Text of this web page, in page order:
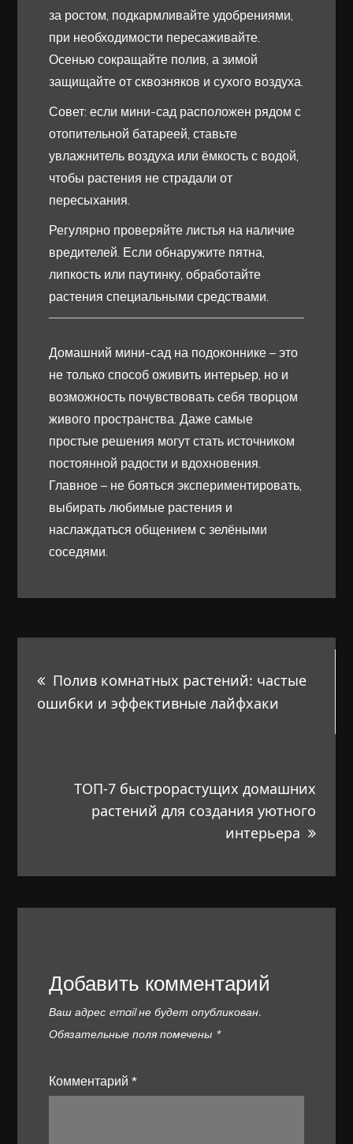
за ростом, подкармливайте удобрениями,
при необходимости пересаживайте.
Осенью сокращайте полив, а зимой
защищайте от сквозняков и сухого воздуха.
Совет: если мини-сад расположен рядом с
отопительной батареей, ставьте
увлажнитель воздуха или ёмкость с водой,
чтобы растения не страдали от
пересыхания.
Регулярно проверяйте листья на наличие
вредителей. Если обнаружите пятна,
липкость или паутинку, обработайте
растения специальными средствами.
Домашний мини-сад на подоконнике – это
не только способ оживить интерьер, но и
возможность почувствовать себя творцом
живого пространства. Даже самые
простые решения могут стать источником
постоянной радости и вдохновения.
Главное – не бояться экспериментировать,
выбирать любимые растения и
наслаждаться общением с зелёными
соседями.
по
Полив комнатных растений: частые
ошибки и эффективные лайфхаки
ТОП-7 быстрорастущих домашних
растений для создания уютного
интерьера
Добавить комментарий
Ваш адрес email не будет опубликован.
Обязательные поля помечены *
Комментарий*